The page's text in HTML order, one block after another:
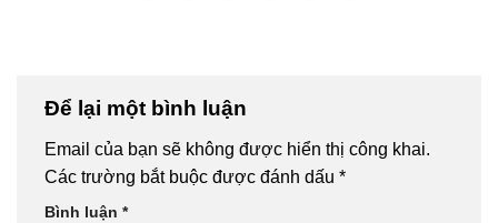
Để lại một bình luận
Email của bạn sẽ không được hiển thị công khai.
Các trường bắt buộc được đánh dấu *
Bình luận *